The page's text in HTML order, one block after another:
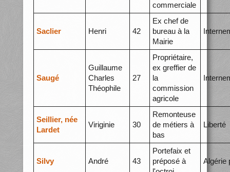
commerciale
Saclier Henri 42
Ex chef de
bureau à la
Mairie
Saugé
Guillaume
Charles
Théophile
27
Propriétaire,
ex greffier de
la
commission
agricole
Seillier, née
Lardet
Viriginie 30
Remonteuse
de métiers à
bas
Liberté
Silvy André 43
Portefaix et
préposé à
Algérie